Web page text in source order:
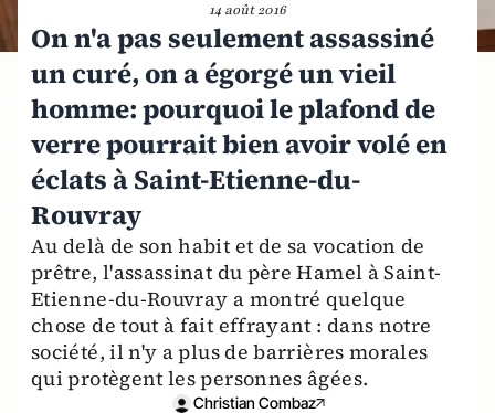
14 août 2016
On n'a pas seulement assassiné
un curé, on a égorgé un vieil
homme: pourquoi le plafond de
verre pourrait bien avoir volé en
éclats à Saint-Etienne-du-
Rouvray
Au delà de son habit et de sa vocation de
prêtre, l'assassinat du père Hamel à Saint-
Etienne-du-Rouvray a montré quelque
chose de tout à fait effrayant : dans notre
société, il n'y a plus de barrières morales
qui protègent les personnes âgées.
Christian Combaz